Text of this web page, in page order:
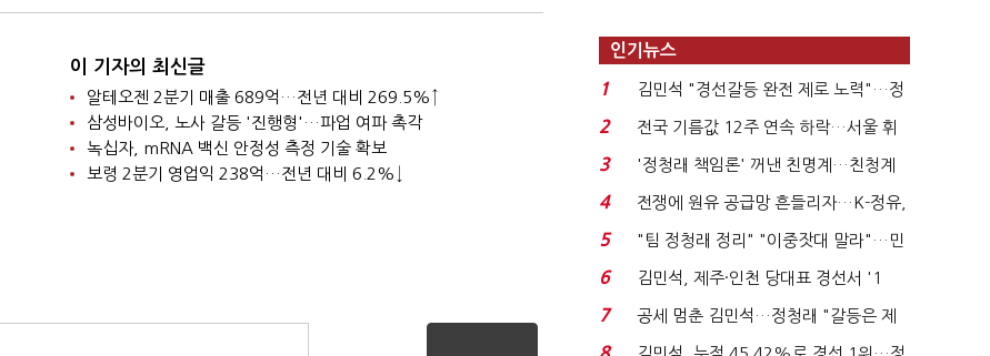
이 기자의 최신글
알테오젠 2분기 매출 689억…전년 대비 269.5%↑
삼성바이오, 노사 갈등 '진행형'…파업 여파 촉각
녹십자, mRNA 백신 안정성 측정 기술 확보
보령 2분기 영업익 238억…전년 대비 6.2%↓
인기뉴스
1
김민석 "경선갈등 완전 제로 노력"…정
청래 "반명 공세 사...
2
전국 기름값 12주 연속 하락…서울 휘
발윳값 1909원...
3
'정청래 책임론' 꺼낸 친명계…친청계
는 추가투표 때리기...
4
전쟁에 원유 공급망 흔들리자…K-정유,
에너지안보 핵심...
5
"팀 정청래 정리" "이중잣대 말라"…민
주 최고위원 계파 다...
6
김민석, 제주·인천 당대표 경선서 '1
위'(1보)...
7
공세 멈춘 김민석…정청래 "갈등은 제
가 수습"